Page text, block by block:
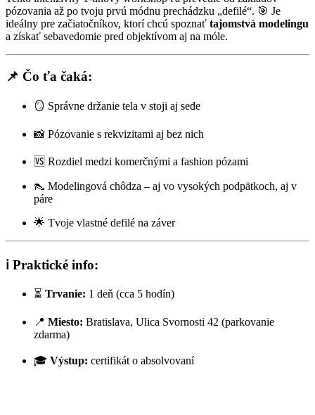
pózovania až po tvoju prvú módnu prechádzku „defilé“. 🎯 Je
ideálny pre začiatočníkov, ktorí chcú spoznať tajomstvá modelingu
a získať sebavedomie pred objektívom aj na móle.
📌 Čo ťa čaká:
🪞 Správne držanie tela v stoji aj sede
📸 Pózovanie s rekvizitami aj bez nich
🆚 Rozdiel medzi komerčnými a fashion pózami
👠 Modelingová chôdza – aj vo vysokých podpätkoch, aj v
páre
🌟 Tvoje vlastné defilé na záver
ℹ️ Praktické info:
⏳ Trvanie: 1 deň (cca 5 hodín)
📍 Miesto: Bratislava, Ulica Svornosti 42 (parkovanie
zdarma)
🎓 Výstup: certifikát o absolvovaní